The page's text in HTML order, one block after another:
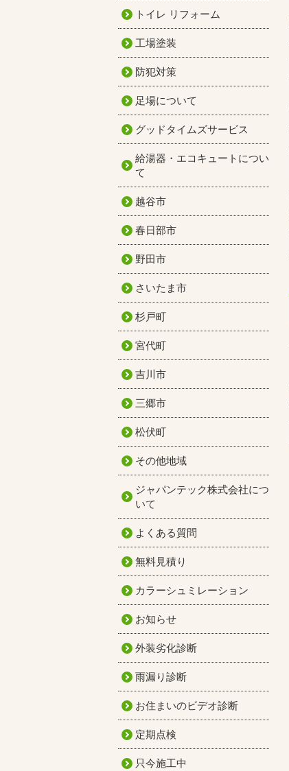
トイレ リフォーム
工場塗装
防犯対策
足場について
グッドタイムズサービス
給湯器・エコキュートについ
て
越谷市
春日部市
野田市
さいたま市
杉戸町
宮代町
吉川市
三郷市
松伏町
その他地域
ジャパンテック株式会社につ
いて
よくある質問
無料見積り
カラーシュミレーション
お知らせ
外装劣化診断
雨漏り診断
お住まいのビデオ診断
定期点検
只今施工中